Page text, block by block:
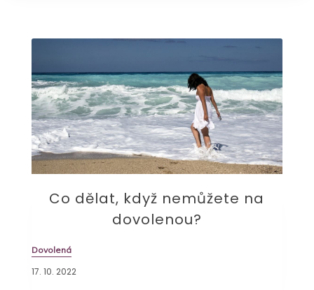
Co dělat, když nemůžete na
dovolenou?
Dovolená
17. 10. 2022